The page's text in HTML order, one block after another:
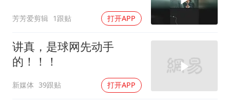
“深圳地面沉降致车辆损坏”不实
男子结婚8年发现3个女儿均非亲生
奋进开新局 实干挑大梁
芳芳爱剪辑 1跟贴 打开APP
讲真，是球网先动手
的！！！
新媒体 39跟贴 打开APP